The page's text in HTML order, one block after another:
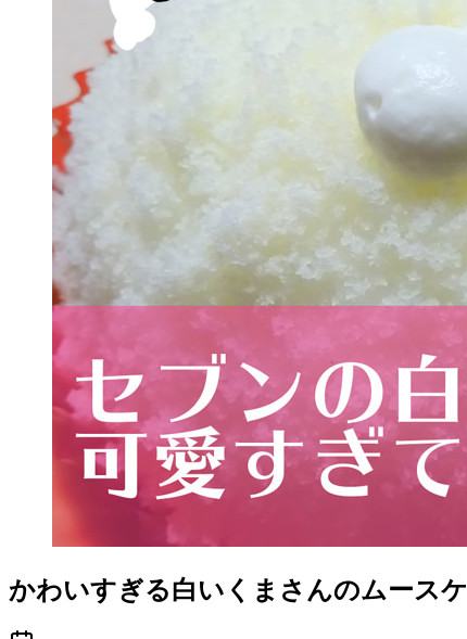
かわいすぎる白いくまさんのムース